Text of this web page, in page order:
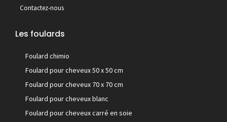
Contactez-nous
Les foulards
Foulard chimio
Foulard pour cheveux 50 x 50 cm
Foulard pour cheveux 70 x 70 cm
Foulard pour cheveux blanc
Foulard pour cheveux carré en soie